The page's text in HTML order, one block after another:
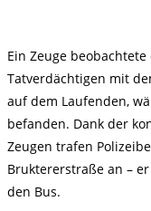
Ein Zeuge
Tatverdächtigen mit
auf dem Laufenden,
befanden. Dank der
Zeugen trafen
Bruktererstraße an –
den Bus.